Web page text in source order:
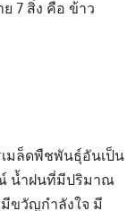
7 สิ่ง คือ ข้าว
เมล็ดพืชพันธุ์อันเป็น
น้ำฝนที่มีปริมาณ
ขวัญกำลังใจ มี